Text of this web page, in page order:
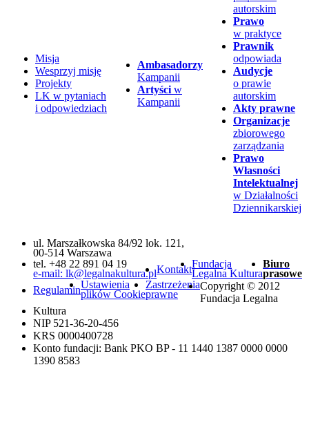
Misja
Wesprzyj misję
Projekty
LK w pytaniach
i odpowiedziach
Ambasadorzy
Kampanii
Artyści w
Kampanii
autorskim
Prawo
w praktyce
Prawnik
odpowiada
Audycje
o prawie
autorskim
Akty prawne
Organizacje
zbiorowego
zarządzania
Prawo
Własności
Intelektualnej
w Działalności
Dziennikarskiej
ul. Marszałkowska 84/92 lok. 121,
00-514 Warszawa
tel. +48 22 891 04 19
e-mail: lk@legalnakultura.plKontaktFundacja
Legalna Kultura
Biuro
prasowe
RegulaminUstawienia
plików Cookie
Zastrzeżenia
prawne
Copyright © 2012
Fundacja Legalna
Kultura
NIP 521-36-20-456
KRS 0000400728
Konto fundacji: Bank PKO BP - 11 1440 1387 0000 0000
1390 8583